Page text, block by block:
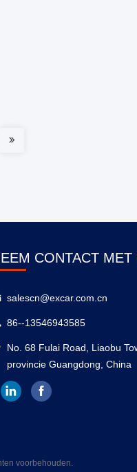
CONTACT MET
salescn@excar.com.cn
86--13546943585
No. 68 Fulai Road, Liaobu
provincie Guangdong, China
voorbehouden.